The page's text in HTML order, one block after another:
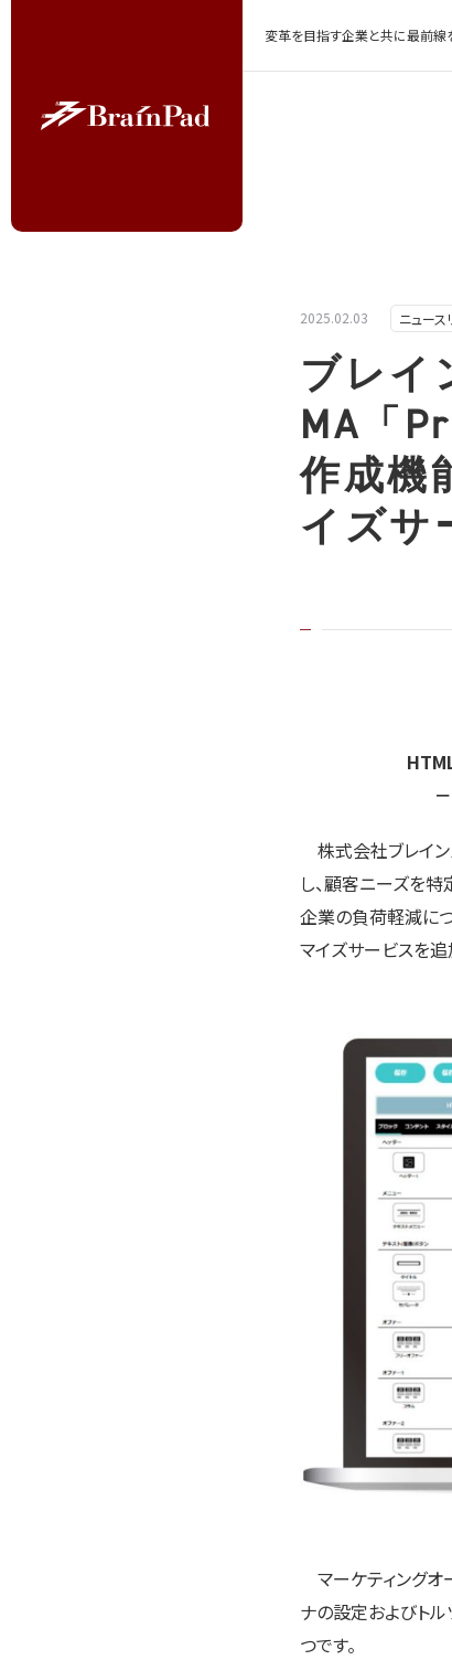
変革を目指す企業と共に最前線
2025.02.03 ニュース
ブレイ
MA「
作成機
イズサ
株式会社ブレイン
し、顧客ニーズを特
企業の負荷軽減につ
マイズサービスを追
マーケティングオ
ナの設定およびト
つです。